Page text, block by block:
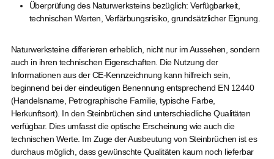
Überprüfung des Naturwerksteins bezüglich: Verfügbarkeit,
technischen Werten, Verfärbungsrisiko, grundsätzlicher Eignung.
Naturwerksteine differieren erheblich, nicht nur im Aussehen, sondern
auch in ihren technischen Eigenschaften. Die Nutzung der
Informationen aus der CE-Kennzeichnung kann hilfreich sein,
beginnend bei der eindeutigen Benennung entsprechend EN 12440
(Handelsname, Petrographische Familie, typische Farbe,
Herkunftsort). In den Steinbrüchen sind unterschiedliche Qualitäten
verfügbar. Dies umfasst die optische Erscheinung wie auch die
technischen Werte. Im Zuge der Ausbeutung von Steinbrüchen ist es
durchaus möglich, dass gewünschte Qualitäten kaum noch lieferbar